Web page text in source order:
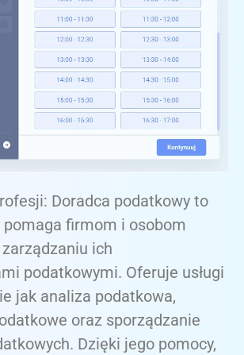
Doradca podatkowy to
pomaga firmom i osobom
ich
podatkowymi. Oferuje usługi
jak analiza podatkowa,
oraz sporządzanie
Dzięki jego pomocy,